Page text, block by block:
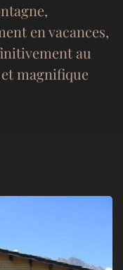
en vacances,
au
magnifique